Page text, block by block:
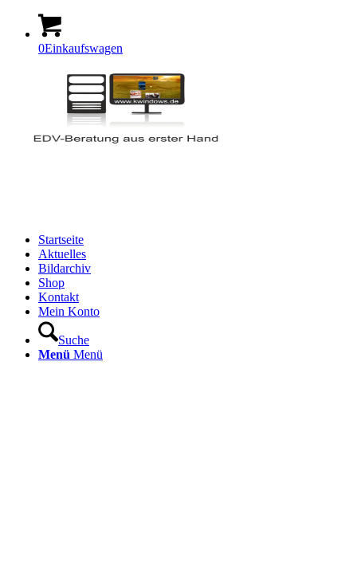
0Einkaufswagen
Startseite
Aktuelles
Bildarchiv
Shop
Kontakt
Mein Konto
Suche
Menü Menü